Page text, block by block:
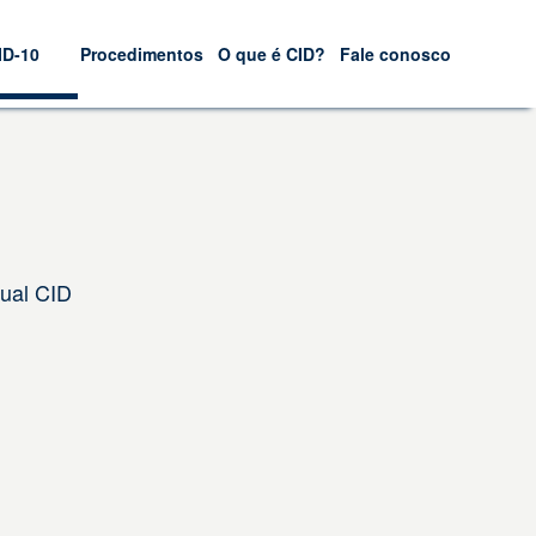
10 Procedimentos O que é CID? Fale conosco
CID